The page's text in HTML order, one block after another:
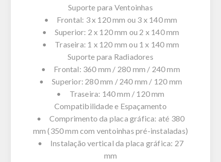
Suporte para Ventoinhas
• Frontal: 3 x 120 mm ou 3 x 140 mm
• Superior: 2 x 120 mm ou 2 x 140 mm
• Traseira: 1 x 120 mm ou 1 x 140 mm
Suporte para Radiadores
• Frontal: 360 mm / 280 mm / 240 mm
• Superior: 280 mm / 240 mm / 120 mm
• Traseira: 140 mm / 120 mm
Compatibilidade e Espaçamento
• Comprimento da placa gráfica: até 380
mm (350 mm com ventoinhas pré-instaladas)
• Instalação vertical da placa gráfica: 27
mm